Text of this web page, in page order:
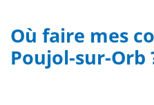
Où faire mes
Poujol-sur-Orb